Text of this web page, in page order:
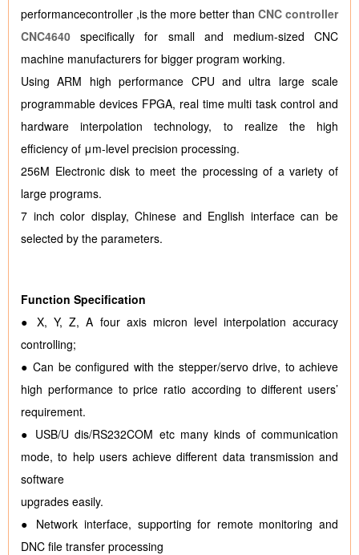
performancecontroller ,is the more better than CNC controller
CNC4640
specifically for small and medium-sized CNC
machine manufacturers for bigger program working.
Using ARM high performance CPU and ultra large scale
programmable devices FPGA, real time multi task control and
hardware interpolation technology, to realize the high
efficiency of μm-level precision processing.
256M Electronic disk to meet the processing of a variety of
large programs.
7 inch color display, Chinese and English interface can be
selected by the parameters.
Function Specification
● X, Y, Z, A four axis micron level interpolation accuracy
controlling;
● Can be configured with the stepper/servo drive, to achieve
high performance to price ratio according to different users’
requirement.
● USB/U dis/RS232COM etc many kinds of communication
mode, to help users achieve different data transmission and
software
upgrades easily.
● Network interface, supporting for remote monitoring and
DNC file transfer processing